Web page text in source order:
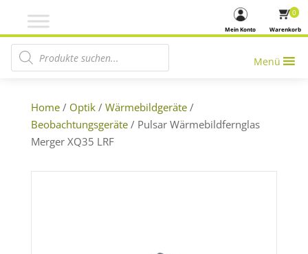
Warenkorb
0
Mein Konto
Products search
Menü
Home/ Optik/ Wärmebildgeräte/
Beobachtungsgeräte/ Pulsar Wärmebildfernglas
Merger XQ35 LRF